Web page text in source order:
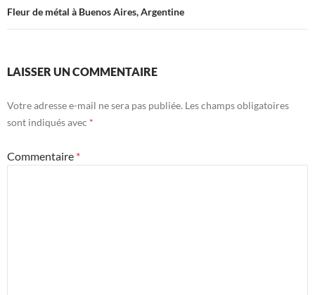
Fleur de métal à Buenos Aires, Argentine
LAISSER UN COMMENTAIRE
Votre adresse e-mail ne sera pas publiée. Les champs obligatoires
sont indiqués avec *
Commentaire *